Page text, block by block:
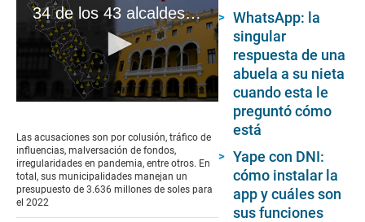
34 de los 43 alcaldes de Lima tienen investigaciones fiscales o denuncias
of
3
minutes,
39
seconds
Las acusaciones son por colusión, tráfico de
influencias, malversación de fondos,
irregularidades en pandemia, entre otros. En
total, sus municipalidades manejan un
presupuesto de 3.636 millones de soles para
el 2022
WhatsApp: la
singular
respuesta de una
abuela a su nieta
cuando esta le
preguntó cómo
está
Yape con DNI:
cómo instalar la
app y cuáles son
sus funciones